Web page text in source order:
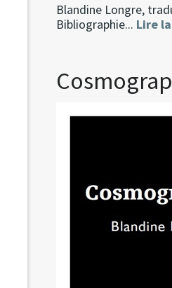
Blandine Longre,
Bibliographie... Lire